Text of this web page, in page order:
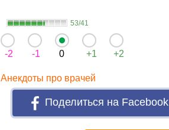
53/41
-2 -1 0 +1 +2
Анекдоты про врачей
Поделиться на Facebook